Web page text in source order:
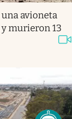
una avioneta
murieron 13